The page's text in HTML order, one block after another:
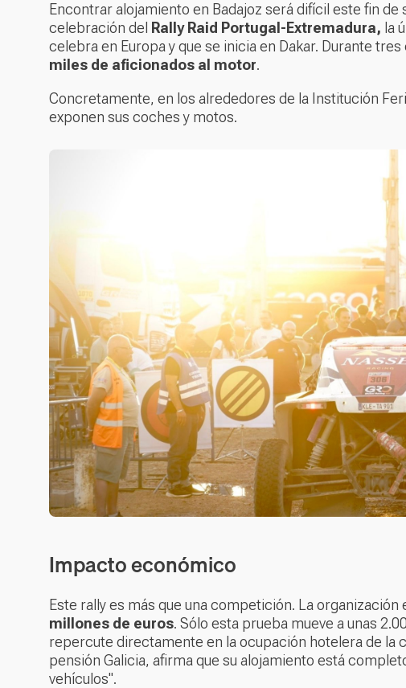
Encontrar alojamiento en Badajoz será difícil este fin
celebración del Rally Raid Portugal-Extremadura, la
celebra en Europa y que se inicia en Dakar. Durante tres
miles de aficionados al motor.
Concretamente, en los alrededores de la Institución
exponen sus coches y motos.
Impacto económico
Este rally es más que una competición. La
millones de euros. Sólo esta prueba mueve a unas
repercute directamente en la ocupación hotelera de la
pensión Galicia, afirma que su alojamiento está
vehículos".